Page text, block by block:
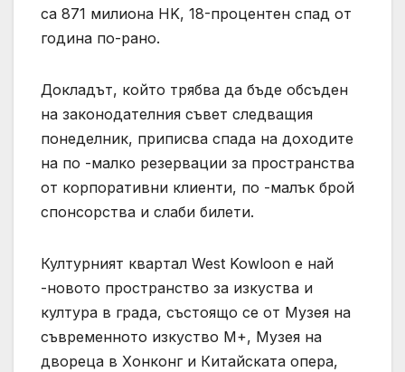
са 871 милиона HK, 18-процентен спад от
година по-рано.
Докладът, който трябва да бъде обсъден
на законодателния съвет следващия
понеделник, приписва спада на доходите
на по -малко резервации за пространства
от корпоративни клиенти, по -малък брой
спонсорства и слаби билети.
Културният квартал West Kowloon е най
-новото пространство за изкуства и
култура в града, състоящо се от Музея на
съвременното изкуство M+, Музея на
двореца в Хонконг и Китайската опера,